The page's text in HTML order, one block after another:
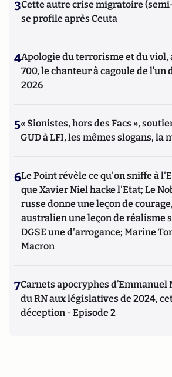
3Cette autre crise migratoire
se profile après Ceuta
4Apologie du terrorisme et du viol,
700, le chanteur à cagoule de l’un
2026
5« Sionistes, hors des Facs »,
GUD à LFI, les mêmes slogans, la
6Le Point révèle ce qu'on sniffe à
que Xavier Niel hacke l'Etat; Le
russe donne une leçon de
australien une leçon de réalisme
DGSE une d'arrogance; Marine
Macron
7Carnets apocryphes d’Emmanuel
du RN aux législatives de 2024,
déception - Episode 2